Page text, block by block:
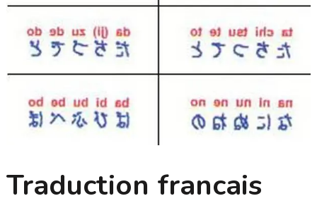
Traduction francais